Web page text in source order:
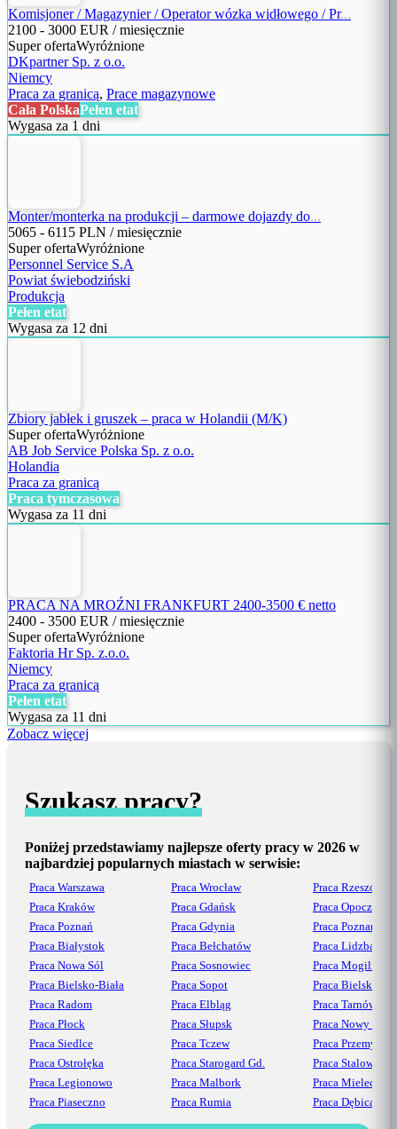
Komisjoner / Magazynier / Operator wózka widłowego / Pr...
2100 - 3000 EUR / miesięcznie
Super ofertaWyróżnione
DKpartner Sp. z o.o.
Niemcy
Praca za granicą, Prace magazynowe
Cała PolskaPełen etat
Wygasa za 1 dni
Monter/monterka na produkcji – darmowe dojazdy do...
5065 - 6115 PLN / miesięcznie
Super ofertaWyróżnione
Personnel Service S.A
Powiat świebodziński
Produkcja
Pełen etat
Wygasa za 12 dni
Zbiory jabłek i gruszek – praca w Holandii (M/K)
Super ofertaWyróżnione
AB Job Service Polska Sp. z o.o.
Holandia
Praca za granicą
Praca tymczasowa
Wygasa za 11 dni
PRACA NA MROŹNI FRANKFURT 2400-3500 € netto
2400 - 3500 EUR / miesięcznie
Super ofertaWyróżnione
Faktoria Hr Sp. z.o.o.
Niemcy
Praca za granicą
Pełen etat
Wygasa za 11 dni
Zobacz więcej
Szukasz pracy?
Poniżej przedstawiamy najlepsze oferty pracy w 2026 w
najbardziej popularnych miastach w serwisie:
Praca Warszawa
Praca Kraków
Praca Poznań
Praca Białystok
Praca Nowa Sól
Praca Bielsko-Biała
Praca Radom
Praca Płock
Praca Siedlce
Praca Ostrołęka
Praca Legionowo
Praca Piaseczno
Praca Wrocław
Praca Gdańsk
Praca Gdynia
Praca Bełchatów
Praca Sosnowiec
Praca Sopot
Praca Elbląg
Praca Słupsk
Praca Tczew
Praca Starogard Gd.
Praca Malbork
Praca Rumia
Praca Rzeszów
Praca Opoczno
Praca Poznań
Praca Lidzbark
Praca Mogilno
Praca Bielsko
Praca Tarnów
Praca Nowy Sącz
Praca Przemyśl
Praca Stalowa
Praca Mielec
Praca Dębica